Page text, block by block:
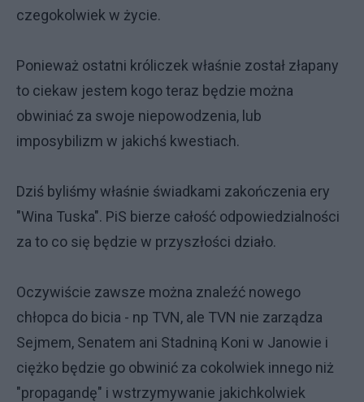
czegokolwiek w życie.
Ponieważ ostatni króliczek właśnie został złapany
to ciekaw jestem kogo teraz będzie można
obwiniać za swoje niepowodzenia, lub
imposybilizm w jakichś kwestiach.
Dziś byliśmy właśnie świadkami zakończenia ery
"Wina Tuska". PiS bierze całość odpowiedzialności
za to co się będzie w przyszłości działo.
Oczywiście zawsze można znaleźć nowego
chłopca do bicia - np TVN, ale TVN nie zarządza
Sejmem, Senatem ani Stadniną Koni w Janowie i
ciężko będzie go obwinić za cokolwiek innego niż
"propagandę" i wstrzymywanie jakichkolwiek